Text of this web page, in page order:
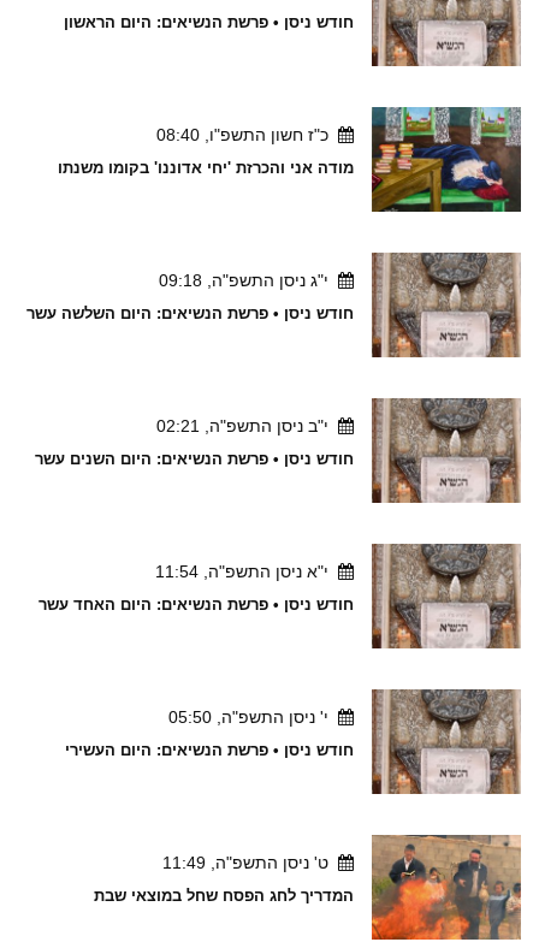
חודש ניסן • פרשת הנשיאים: היום הראשון
כ"ז חשון התשפ"ו, 08:40
מודה אני והכרזת 'יחי אדוננו' בקומו משנתו
י"ג ניסן התשפ"ה, 09:18
חודש ניסן • פרשת הנשיאים: היום השלשה עשר
י"ב ניסן התשפ"ה, 02:21
חודש ניסן • פרשת הנשיאים: היום השנים עשר
י"א ניסן התשפ"ה, 11:54
חודש ניסן • פרשת הנשיאים: היום האחד עשר
י' ניסן התשפ"ה, 05:50
חודש ניסן • פרשת הנשיאים: היום העשירי
ט' ניסן התשפ"ה, 11:49
המדריך לחג הפסח שחל במוצאי שבת